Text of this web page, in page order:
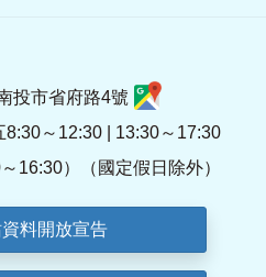
投市省府路4號
8:30～12:30 | 13:30～17:30
16:30）（國定假日除外）
料開放宣告